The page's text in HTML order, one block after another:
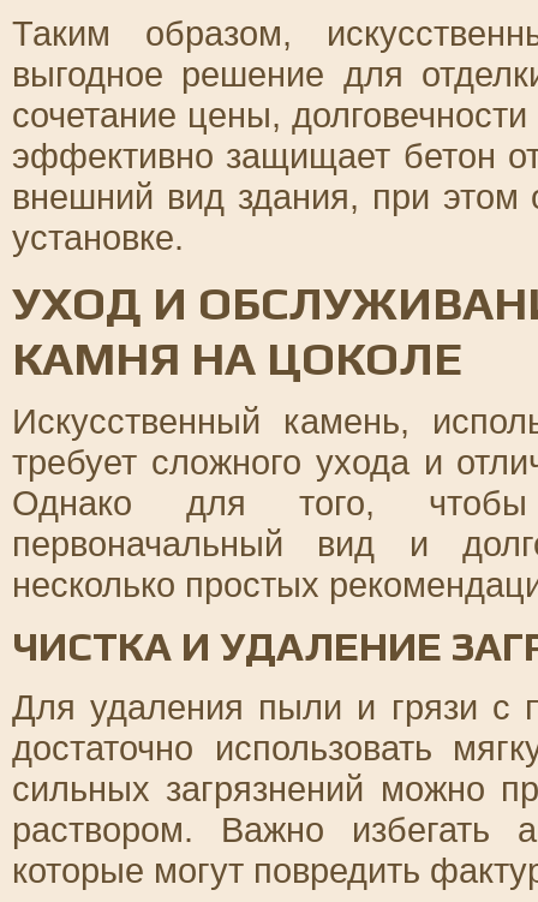
Таким образом,
выгодное решение для
сочетание цены,
эффективно защищает бетон
внешний вид здания, при
установке.
УХОД И
КАМНЯ НА ЦОКОЛЕ
Искусственный камень,
требует сложного ухода и
Однако для того, чтобы
первоначальный вид и
несколько простых
ЧИСТКА И УДАЛЕНИЕ
Для удаления пыли и грязи с
достаточно использовать
сильных загрязнений можно
раствором. Важно избегать
которые могут повредить